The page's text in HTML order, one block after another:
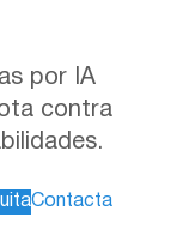
por IA
contra
Contacta